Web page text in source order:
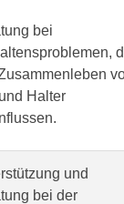
bei
Halter
und
bei der